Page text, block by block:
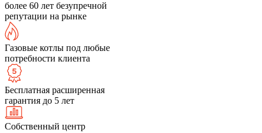
более 60 лет безупречной
репутации на рынке
Газовые котлы под любые
потребности клиента
Бесплатная расширенная
гарантия до 5 лет
Собственный центр